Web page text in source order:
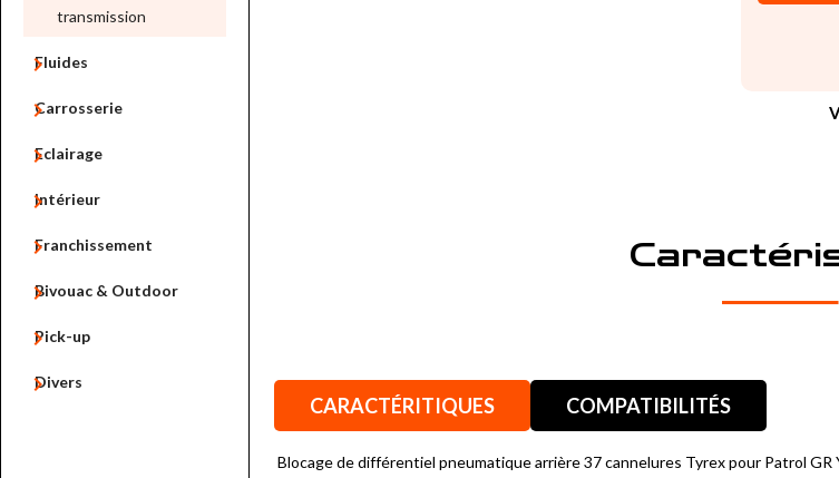
transmission
Fluides

Carrosserie

Eclairage

Intérieur

Franchissement

Bivouac & Outdoor

Pick-up

Divers

CARACTÉRITIQUES COMPATIBILITÉS
Blocage de différentiel pneumatique arrière 37 cannelures Tyrex pour Patrol GR